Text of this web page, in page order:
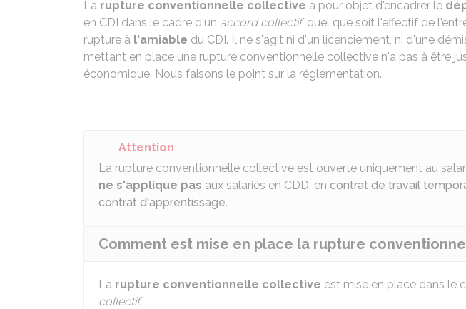
La rupture conventionnelle collective a pour objet d'encadrer le
en CDI dans le cadre d'un accord collectif, quel que soit l'effectif de
rupture à l'amiable du CDI. Il ne s'agit ni d'un licenciement, ni d'une
mettant en place une rupture conventionnelle collective n'a pas à être
économique. Nous faisons le point sur la réglementation.
Attention
La rupture conventionnelle collective est ouverte uniquement au
ne s'applique pas aux salariés en CDD, en contrat de travail
contrat d'apprentissage.
Comment est mise en place la rupture
La rupture conventionnelle collective est mise en place dans le
collectif.